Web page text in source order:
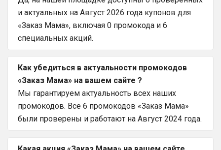
и актуальных на Август 2026 года купонов для
«Заказ Мама», включая 0 промокода и 6
специальных акций.
Как убедиться в актуальности промокодов
«Заказ Мама» на вашем сайте ?
Мы гарантируем актуальность всех наших
промокодов. Все 6 промокодов «Заказ Мама»
были проверены и работают на Август 2024 года.